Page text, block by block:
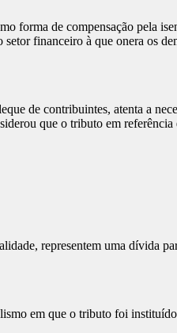
forma de compensação pela
financeiro à que onera os
de contribuintes, atenta a
que o tributo em
representem uma dívida
em que o tributo foi